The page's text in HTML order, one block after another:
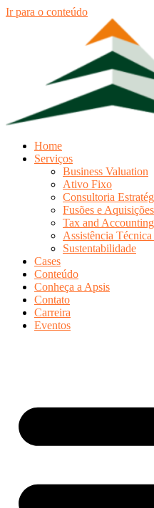
Ir para o conteúdo
Home
Serviços
Business Valuation
Ativo Fixo
Consultoria
Fusões e
Tax and
Assistência
Sustentabilidade
Cases
Conteúdo
Conheça a Apsis
Contato
Carreira
Eventos